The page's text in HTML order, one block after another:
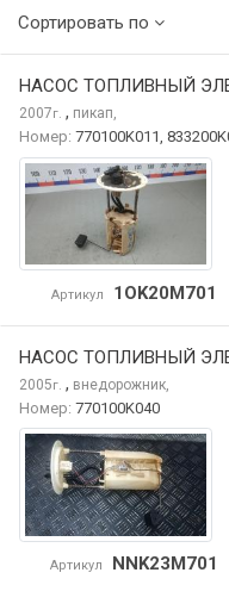
Сортировать по
НАСОС ТОПЛИВНЫЙ
2007г. , пикап,
Номер: 770100K011,
Артикул 1OK20M701
НАСОС ТОПЛИВНЫЙ
2005г. , внедорожник,
Номер: 770100K040
Артикул NNK23M701